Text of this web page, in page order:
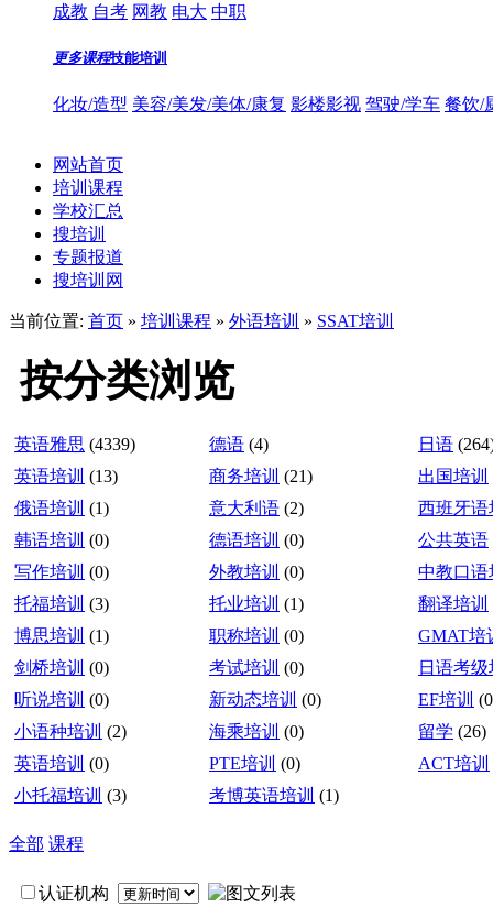
成教 自考 网教 电大 中职
更多课程技能培训
化妆/造型 美容/美发/美体/康复 影楼影视 驾驶/学车 餐饮/
网站首页
培训课程
学校汇总
搜培训
专题报道
搜培训网
当前位置: 首页 » 培训课程 » 外语培训 » SSAT培训
按分类浏览
英语雅思 (4339) 德语 (4) 日语
英语培训 (13) 商务培训 (21)
出国培训
俄语培训 (1) 意大利语 (2)
西班牙语
韩语培训 (0) 德语培训 (0)
公共英语
写作培训 (0) 外教培训 (0)
中教口语
托福培训 (3) 托业培训 (1)
翻译培训
博思培训 (1) 职称培训 (0)
GMAT培
剑桥培训 (0) 考试培训 (0)
日语考
听说培训 (0) 新动态培训 (0) EF培训
小语种培训 (2) 海乘培训 (0) 留学 (26)
英语培训 (0) PTE培训 (0)
ACT培训
小托福培训 (3) 考博英语培训 (1)
全部 课程
认证机构